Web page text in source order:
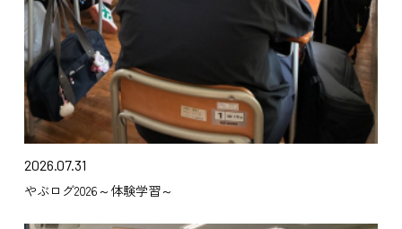
2026.07.31
やぶログ2026～体験学習～